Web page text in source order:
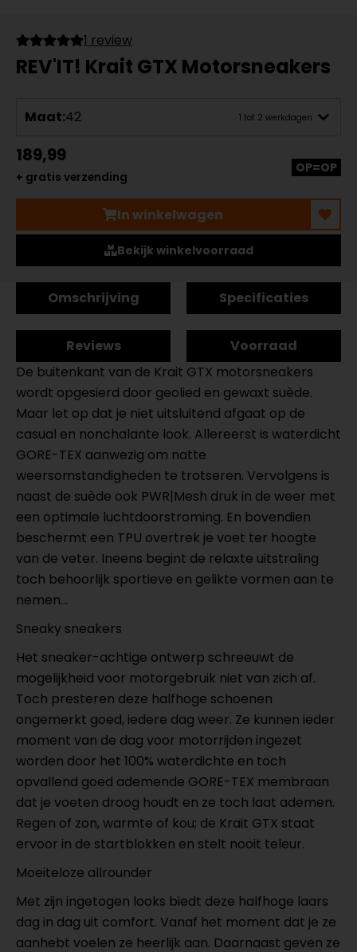
1 review
REV'IT! Krait GTX Motorsneakers
Maat:42 1 tot 2 werkdagen
189,99
+ gratis verzending
OP=OP
In winkelwagen
Bekijk winkelvoorraad
Omschrijving Specificaties
Reviews
Voorraad
De buitenkant van de Krait GTX motorsneakers
wordt opgesierd door geolied en gewaxt suède.
Maar let op dat je niet uitsluitend afgaat op de
casual en nonchalante look. Allereerst is waterdicht
GORE-TEX aanwezig om natte
weersomstandigheden te trotseren. Vervolgens is
naast de suède ook PWR|Mesh druk in de weer met
een optimale luchtdoorstroming. En bovendien
beschermt een TPU overtrek je voet ter hoogte
van de veter. Ineens begint de relaxte uitstraling
toch behoorlijk sportieve en gelikte vormen aan te
nemen...
Sneaky sneakers
Het sneaker-achtige ontwerp schreeuwt de
mogelijkheid voor motorgebruik niet van zich af.
Toch presteren deze halfhoge schoenen
ongemerkt goed, iedere dag weer. Ze kunnen ieder
moment van de dag voor motorrijden ingezet
worden door het 100% waterdichte en toch
opvallend goed ademende GORE-TEX membraan
dat je voeten droog houdt en ze toch laat ademen.
Regen of zon, warmte of kou; de Krait GTX staat
ervoor in de startblokken en stelt nooit teleur.
Moeiteloze allrounder
Met zijn ingetogen looks biedt deze halfhoge laars
dag in dag uit comfort. Vanaf het moment dat je ze
aanhebt voelen ze heerlijk aan. Daarnaast geven ze